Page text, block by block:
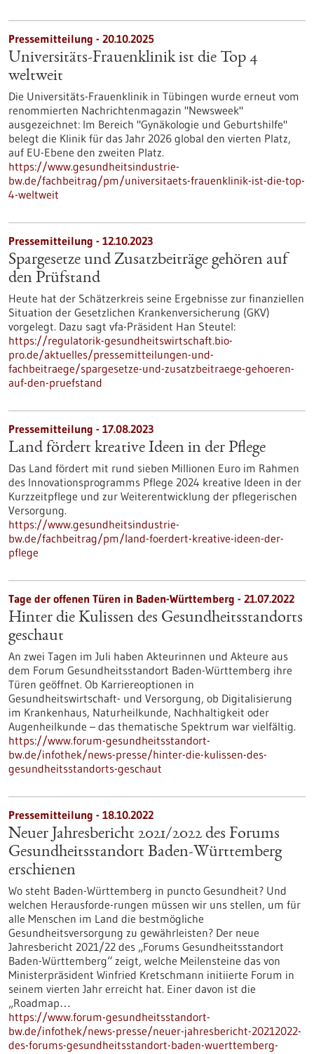
Pressemitteilung - 20.10.2025
Universitäts-Frauenklinik ist die Top 4
weltweit
Die Universitäts-Frauenklinik in Tübingen wurde erneut vom
renommierten Nachrichtenmagazin "Newsweek"
ausgezeichnet: Im Bereich "Gynäkologie und Geburtshilfe"
belegt die Klinik für das Jahr 2026 global den vierten Platz,
auf EU-Ebene den zweiten Platz.
https://www.gesundheitsindustrie-
bw.de/fachbeitrag/pm/universitaets-frauenklinik-ist-die-top-
4-weltweit
Pressemitteilung - 12.10.2023
Spargesetze und Zusatzbeiträge gehören auf
den Prüfstand
Heute hat der Schätzerkreis seine Ergebnisse zur finanziellen
Situation der Gesetzlichen Krankenversicherung (GKV)
vorgelegt. Dazu sagt vfa-Präsident Han Steutel:
https://regulatorik-gesundheitswirtschaft.bio-
pro.de/aktuelles/pressemitteilungen-und-
fachbeitraege/spargesetze-und-zusatzbeitraege-gehoeren-
auf-den-pruefstand
Pressemitteilung - 17.08.2023
Land fördert kreative Ideen in der Pflege
Das Land fördert mit rund sieben Millionen Euro im Rahmen
des Innovationsprogramms Pflege 2024 kreative Ideen in der
Kurzzeitpflege und zur Weiterentwicklung der pflegerischen
Versorgung.
https://www.gesundheitsindustrie-
bw.de/fachbeitrag/pm/land-foerdert-kreative-ideen-der-
pflege
Tage der offenen Türen in Baden-Württemberg - 21.07.2022
Hinter die Kulissen des Gesundheitsstandorts
geschaut
An zwei Tagen im Juli haben Akteurinnen und Akteure aus
dem Forum Gesundheitsstandort Baden-Württemberg ihre
Türen geöffnet. Ob Karriereoptionen in
Gesundheitswirtschaft- und Versorgung, ob Digitalisierung
im Krankenhaus, Naturheilkunde, Nachhaltigkeit oder
Augenheilkunde – das thematische Spektrum war vielfältig.
https://www.forum-gesundheitsstandort-
bw.de/infothek/news-presse/hinter-die-kulissen-des-
gesundheitsstandorts-geschaut
Pressemitteilung - 18.10.2022
Neuer Jahresbericht 2021/2022 des Forums
Gesundheitsstandort Baden-Württemberg
erschienen
Wo steht Baden-Württemberg in puncto Gesundheit? Und
welchen Herausforde-rungen müssen wir uns stellen, um für
alle Menschen im Land die bestmögliche
Gesundheitsversorgung zu gewährleisten? Der neue
Jahresbericht 2021/22 des „Forums Gesundheitsstandort
Baden-Württemberg“ zeigt, welche Meilensteine das von
Ministerpräsident Winfried Kretschmann initiierte Forum in
seinem vierten Jahr erreicht hat. Einer davon ist die
„Roadmap…
https://www.forum-gesundheitsstandort-
bw.de/infothek/news-presse/neuer-jahresbericht-20212022-
des-forums-gesundheitsstandort-baden-wuerttemberg-